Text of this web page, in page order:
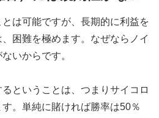
は可能ですが、長期的に利益を
困難を極めます。なぜならノイ
いからです。
ということは、つまりサイコロ
。単純に賭ければ勝率は50％